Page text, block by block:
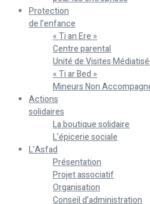
Protection
de l’enfance
« Ti an Ere »
Centre parental
Unité de Visites
« Ti ar Bed »
Mineurs Non
Actions
solidaires
La boutique solidaire
L’épicerie sociale
L’Asfad
Présentation
Projet associatif
Organisation
Conseil d’administration